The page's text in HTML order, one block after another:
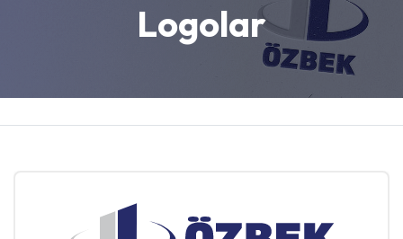
Logolar